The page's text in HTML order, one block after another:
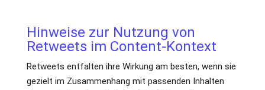
Hinweise zur Nutzung von
Retweets im Content-Kontext
Retweets entfalten ihre Wirkung am besten, wenn sie
gezielt im Zusammenhang mit passenden Inhalten